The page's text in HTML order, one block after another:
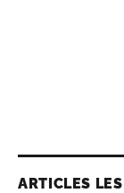
ARTICLES